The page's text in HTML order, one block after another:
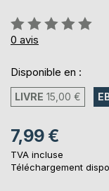
Évaluation:
0%
0 avis
Disponible en :
LIVRE 15,00 €
7,99 €
TVA incluse
Téléchargement